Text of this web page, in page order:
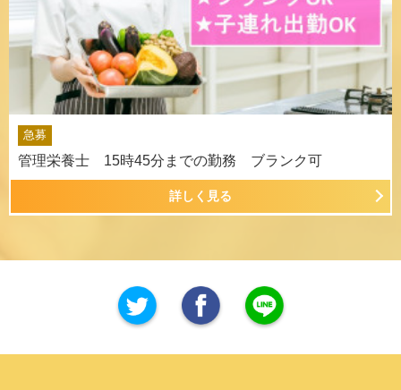
急募
管理栄養士 15時45分までの勤務 ブランク可
詳しく見る